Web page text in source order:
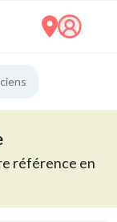
référence en